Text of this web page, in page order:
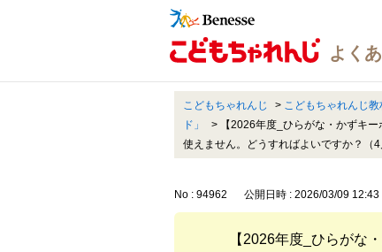
こどもちゃれんじ > こどもちゃれんじ
ド」
>
【2026年度_ひらがな・かずキ
使えません。どうすればよいですか？（4
No : 94962 公開日時 : 2026/03/09 12:43
【2026年度_ひらがな